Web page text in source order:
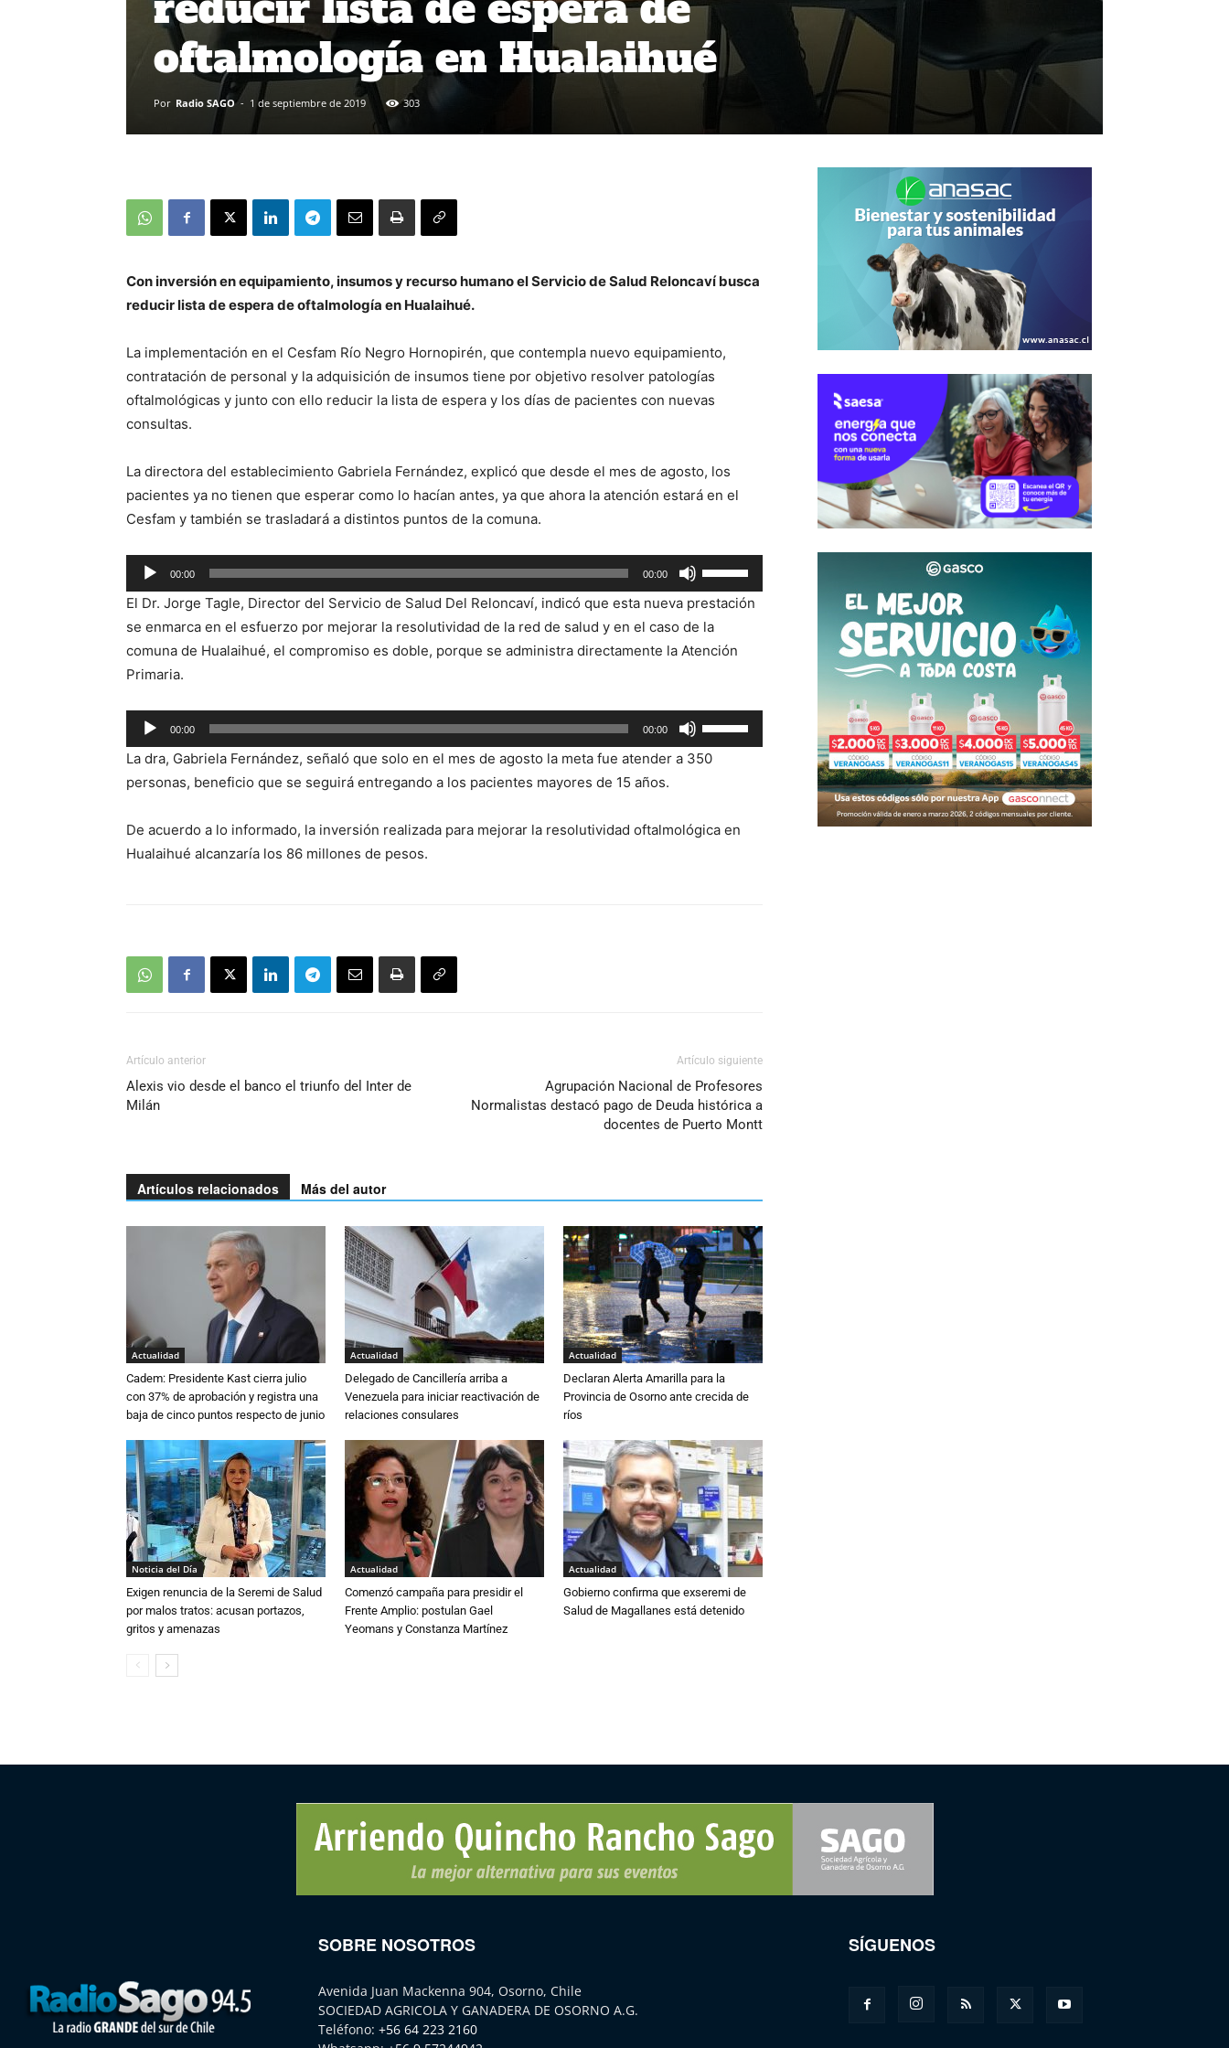
oftalmología en Hualaihué
Por Radio SAGO - 1 de septiembre de 2019 303
Con inversión en equipamiento, insumos y recurso humano el Servicio de Salud Reloncaví busca
reducir lista de espera de oftalmología en Hualaihué.
La implementación en el Cesfam Río Negro Hornopirén, que contempla nuevo equipamiento,
contratación de personal y la adquisición de insumos tiene por objetivo resolver patologías
oftalmológicas y junto con ello reducir la lista de espera y los días de pacientes con nuevas
consultas.
La directora del establecimiento Gabriela Fernández, explicó que desde el mes de agosto, los
pacientes ya no tienen que esperar como lo hacían antes, ya que ahora la atención estará en el
Cesfam y también se trasladará a distintos puntos de la comuna.
Reproductor
de
audio
00:00 00:00
las
teclas
de
flecha
para
aumentar
o
volumen.
El Dr. Jorge Tagle, Director del Servicio de Salud Del Reloncaví, indicó que esta nueva prestación
se enmarca en el esfuerzo por mejorar la resolutividad de la red de salud y en el caso de la
comuna de Hualaihué, el compromiso es doble, porque se administra directamente la Atención
Primaria.
Reproductor
de
audio
00:00 00:00
las
teclas
arriba/abajo
La dra, Gabriela Fernández, señaló que solo en el mes de agosto la meta fue atender a 350
personas, beneficio que se seguirá entregando a los pacientes mayores de 15 años.
De acuerdo a lo informado, la inversión realizada para mejorar la resolutividad oftalmológica en
Hualaihué alcanzaría los 86 millones de pesos.
Artículo anterior
Alexis vio desde el banco el triunfo del Inter de
Milán
Artículo siguiente
Agrupación Nacional de Profesores
Normalistas destacó pago de Deuda histórica a
docentes de Puerto Montt
Artículos relacionados Más del autor
Actualidad
Cadem: Presidente Kast cierra julio
con 37% de aprobación y registra una
baja de cinco puntos respecto de junio
Actualidad
Delegado de Cancillería arriba a
Venezuela para iniciar reactivación de
relaciones consulares
Actualidad
Declaran Alerta Amarilla para la
Provincia de Osorno ante crecida de
ríos
Noticia del Día
Exigen renuncia de la Seremi de Salud
por malos tratos: acusan portazos,
gritos y amenazas
Actualidad
Comenzó campaña para presidir el
Frente Amplio: postulan Gael
Yeomans y Constanza Martínez
Actualidad
Gobierno confirma que exseremi de
Salud de Magallanes está detenido
SOBRE NOSOTROS
Avenida Juan Mackenna 904, Osorno, Chile
SOCIEDAD AGRICOLA Y GANADERA DE OSORNO A.G.
Teléfono: +56 64 223 2160
SÍGUENOS